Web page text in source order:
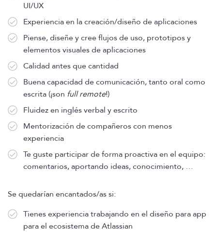
UI/UX
Experiencia en la creación/diseño de aplicaciones
Piense, diseñe y cree flujos de uso, prototipos y
elementos visuales de aplicaciones
Calidad antes que cantidad
Buena capacidad de comunicación, tanto oral como
escrita (¡son full remote!)
Fluidez en inglés verbal y escrito
Mentorización de compañeros con menos
experiencia
Te guste participar de forma proactiva en el equipo:
comentarios, aportando ideas, conocimiento, …
Se quedarían encantados/as si:
Tienes experiencia trabajando en el diseño para app
para el ecosistema de Atlassian